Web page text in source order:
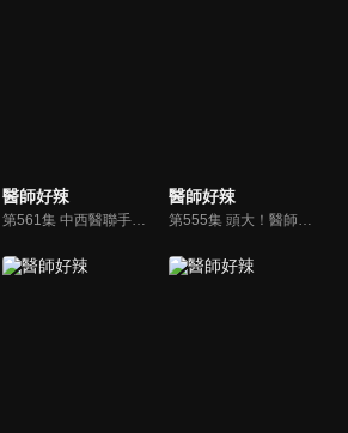
醫師好辣
第561集 中西醫聯手教你，超強食補吃對了嗎？！
醫師好辣
第555集 頭大！醫師最不想面對的病患？！